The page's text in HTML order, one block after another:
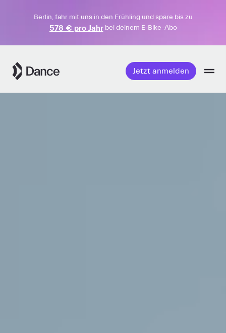
zum
Inhalt
Berlin, fahr mit uns in den Frühling und spare bis zu
578 € pro Jahrbei deinem E‑Bike-Abo
Jetzt anmelden